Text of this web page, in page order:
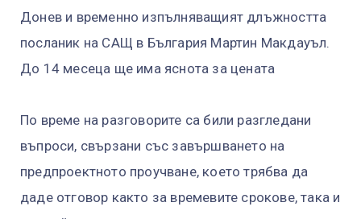
Донев и временно изпълняващият длъжността
посланик на САЩ в България Мартин Макдауъл.
До 14 месеца ще има яснота за цената
По време на разговорите са били разгледани
въпроси, свързани със завършването на
предпроектното проучване, което трябва да
даде отговор както за времевите срокове, така и